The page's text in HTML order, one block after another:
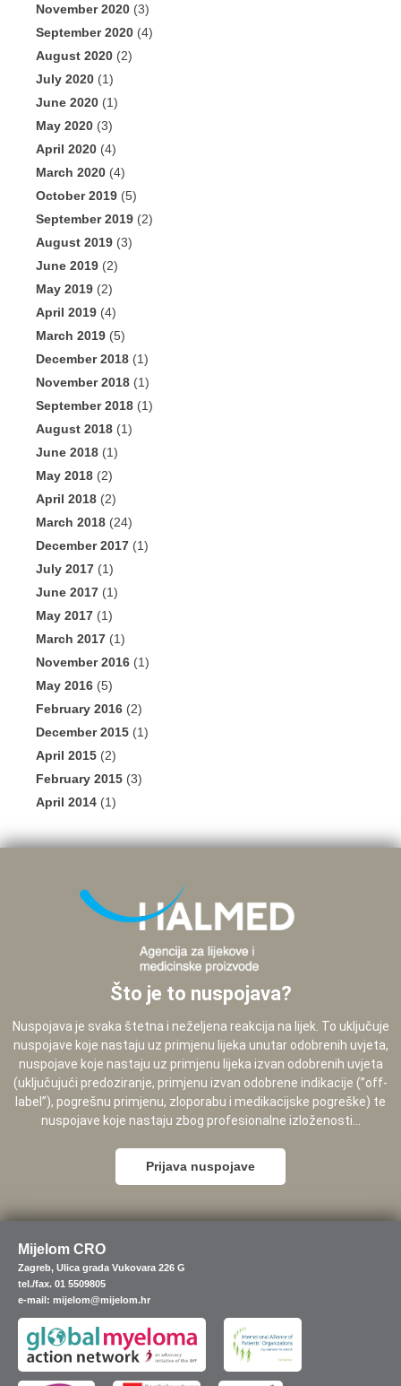
November 2020 (3)
September 2020 (4)
August 2020 (2)
July 2020 (1)
June 2020 (1)
May 2020 (3)
April 2020 (4)
March 2020 (4)
October 2019 (5)
September 2019 (2)
August 2019 (3)
June 2019 (2)
May 2019 (2)
April 2019 (4)
March 2019 (5)
December 2018 (1)
November 2018 (1)
September 2018 (1)
August 2018 (1)
June 2018 (1)
May 2018 (2)
April 2018 (2)
March 2018 (24)
December 2017 (1)
July 2017 (1)
June 2017 (1)
May 2017 (1)
March 2017 (1)
November 2016 (1)
May 2016 (5)
February 2016 (2)
December 2015 (1)
April 2015 (2)
February 2015 (3)
April 2014 (1)
Što je to nuspojava?
Nuspojava je svaka štetna i neželjena reakcija na lijek. To uključuje
nuspojave koje nastaju uz primjenu lijeka unutar odobrenih uvjeta,
nuspojave koje nastaju uz primjenu lijeka izvan odobrenih uvjeta
(uključujući predoziranje, primjenu izvan odobrene indikacije (”off-
label”), pogrešnu primjenu, zloporabu i medikacijske pogreške) te
nuspojave koje nastaju zbog profesionalne izloženosti...
Prijava nuspojave
Mijelom CRO
Zagreb, Ulica grada Vukovara 226 G
tel./fax. 01 5509805
e-mail: mijelom@mijelom.hr